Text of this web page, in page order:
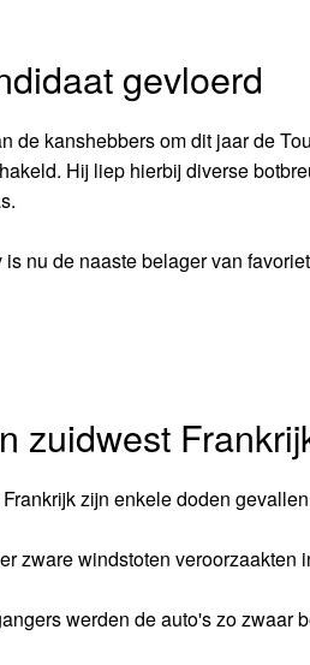
gevloerd
de kanshebbers om dit jaar de
Hij liep hierbij diverse
nu de naaste belager van
zuidwest
zijn enkele doden
zware windstoten
werden de auto's zo zwaar